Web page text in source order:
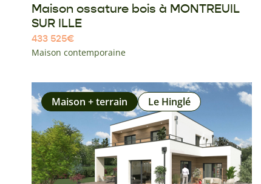
Maison ossature bois à MONTREUIL
SUR ILLE
433 525€
Maison contemporaine
Maison + terrain Le Hinglé